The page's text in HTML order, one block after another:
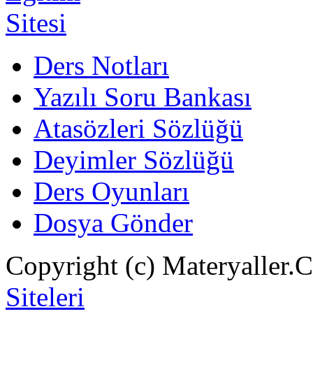
Ders Notları
Yazılı Soru Bankası
Atasözleri Sözlüğü
Deyimler Sözlüğü
Ders Oyunları
Dosya Gönder
Copyright (c)
Siteleri